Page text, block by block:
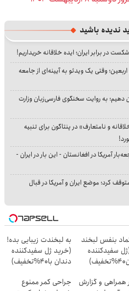
ندیده باشید
در برابر ایران؛ ایده خلاقانه خریداریم!
وقتی یک ویدئو به آیینه‌ای از جامعه
به روایت سخنگوی فارسی‌زبان وزارت
و نامتعارف» در پنتاگون برای تنبیه
آمریکا در افغانستان - این بار در ایران -
کرد؛ موضع ایران و آمریکا در قبال
بنفس لبخند
سفیدکننده
به لبخندت زیبایی بده!
(خرید ژل سفیدکننده
دندان با40%تخفیف)
همراهی و گزارش
جراحی کمر ممنوع